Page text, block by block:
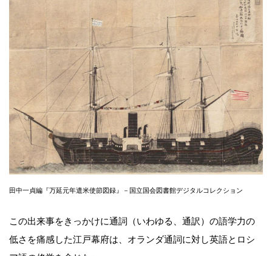
田中一貞編『万延元年遣米使節図録』－国立国会図書館デジタルコレクション
この出来事をきっかけに通詞（いわゆる、通訳）の語学力の
低さを痛感した江戸幕府は、オランダ通詞に対し英語とロシ